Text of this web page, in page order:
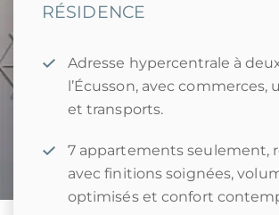
RÉSIDENCE
Adresse hypercentrale à
l’Écusson, avec commerces,
et transports.
7 appartements seulement,
avec finitions soignées,
optimisés et confort